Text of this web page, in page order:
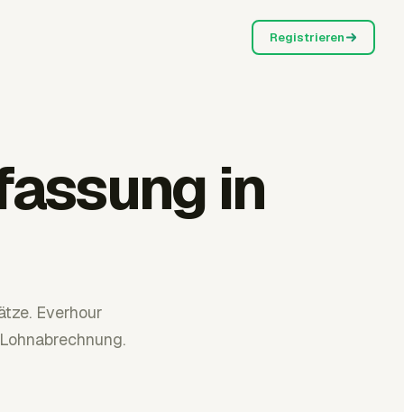
Registrieren
in
Everhour